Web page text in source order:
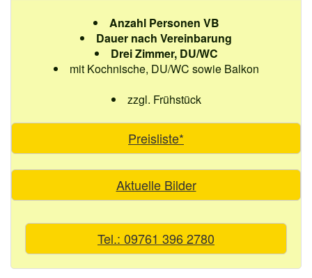
Anzahl Personen VB
Dauer nach Vereinbarung
Drei Zimmer, DU/WC
mit Kochnische, DU/WC sowie Balkon
zzgl. Frühstück
Preisliste*
Aktuelle Bilder
Tel.: 09761 396 2780